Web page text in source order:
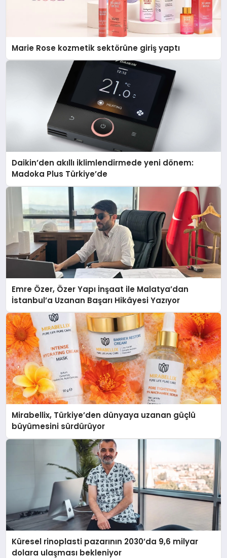
Marie Rose kozmetik sektörüne giriş yaptı
Daikin’den akıllı iklimlendirmede yeni dönem:
Madoka Plus Türkiye’de
Emre Özer, Özer Yapı İnşaat ile Malatya’dan
İstanbul’a Uzanan Başarı Hikâyesi Yazıyor
Mirabellix, Türkiye’den dünyaya uzanan güçlü
büyümesini sürdürüyor
Küresel rinoplasti pazarının 2030’da 9,6 milyar
dolara ulaşması bekleniyor